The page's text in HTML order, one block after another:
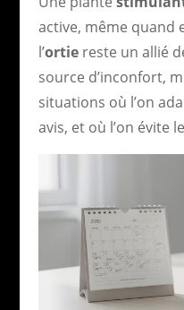
active, même quand
l’ortiereste un allié
source d’inconfort,
situations où l’on
avis, et où l’on évite